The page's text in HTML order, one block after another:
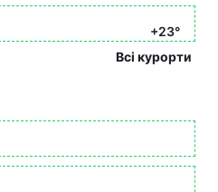
+23°
Всі курорти